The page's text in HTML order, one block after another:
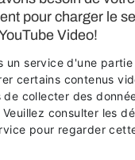
pour charger le
Video!
un service d'une
certains contenus
de collecter des
consulter les
pour regarder